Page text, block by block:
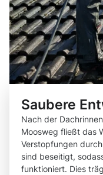
Saubere
Nach der
Moosweg fließt das
Verstopfungen
sind beseitigt,
funktioniert. Dies